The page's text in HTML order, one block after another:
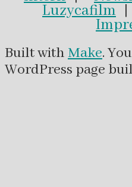
Luzycafilm
Built withMake.
WordPress page